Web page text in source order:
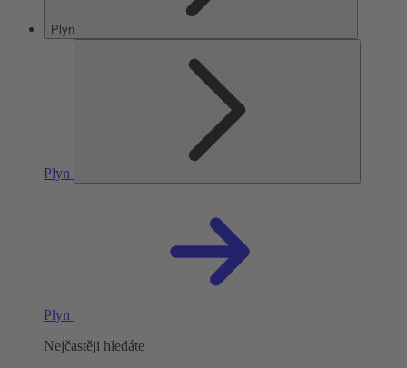
Plyn
Plyn
Plyn
Nejčastěji hledáte